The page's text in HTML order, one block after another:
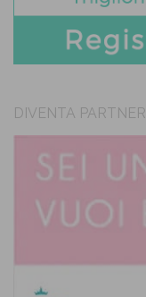
DIVENTA PARTNER